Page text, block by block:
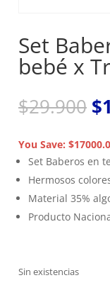
Set
bebé x
$29.900 El
$
You Save:
Set Baberos en
Hermosos
Material 35%
Producto
Sin existencias